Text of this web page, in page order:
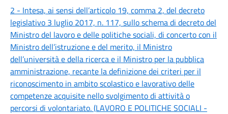
2 - Intesa, ai sensi dell’articolo 19, comma 2, del decreto
legislativo 3 luglio 2017, n. 117, sullo schema di decreto del
Ministro del lavoro e delle politiche sociali, di concerto con il
Ministro dell’istruzione e del merito, il Ministro
dell’università e della ricerca e il Ministro per la pubblica
amministrazione, recante la definizione dei criteri per il
riconoscimento in ambito scolastico e lavorativo delle
competenze acquisite nello svolgimento di attività o
percorsi di volontariato. (LAVORO E POLITICHE SOCIALI -